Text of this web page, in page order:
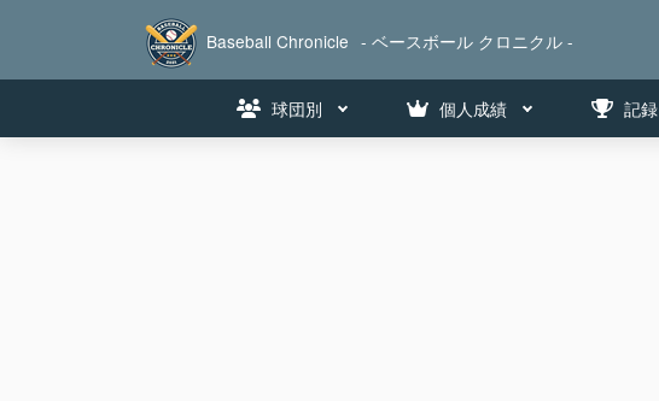
Baseball Chronicle - ベースボール クロニクル -
球団別 個人成績 記録